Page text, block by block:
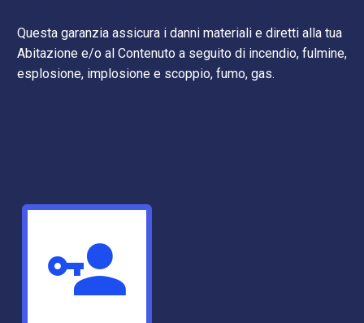
Questa garanzia assicura i danni materiali e diretti alla tua
Abitazione e/o al Contenuto a seguito di incendio, fulmine,
esplosione, implosione e scoppio, fumo, gas.

